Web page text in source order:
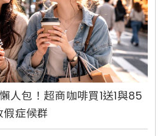
人包！超商咖啡買1送1與85
症候群